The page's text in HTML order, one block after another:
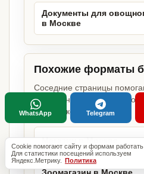
Документы для
в Москве
Похожие форматы
Соседние страницы
требования для близких
важный комплект.
Магазин в Москве
Cookie помогают сайту и формам работать
Для статистики посещений используем
Яндекс.Метрику. Политика
WhatsApp Telegram